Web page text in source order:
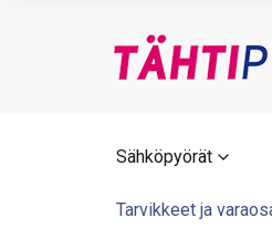
Sähköpyörät
Tarvikkeet ja